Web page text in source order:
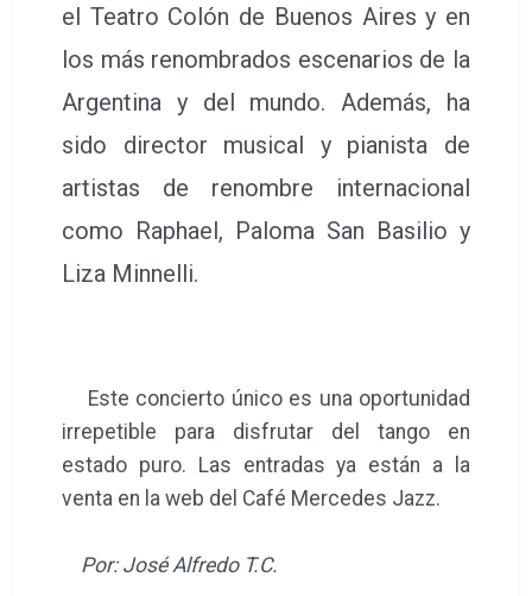
el Teatro Colón de Buenos Aires y en
los más renombrados escenarios de la
Argentina y del mundo. Además, ha
sido director musical y pianista de
artistas de renombre internacional
como Raphael, Paloma San Basilio y
Liza Minnelli.
Este concierto único es una oportunidad
irrepetible para disfrutar del tango en
estado puro. Las entradas ya están a la
venta en la web del Café Mercedes Jazz.
Por: José Alfredo T.C.